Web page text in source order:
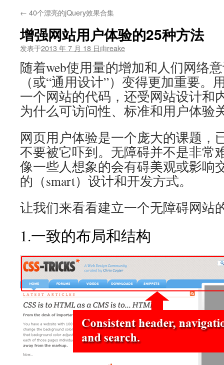
文← 40个漂亮的jQuery效果合集
增强网站用户体验的25种方法
发表于2013 年 7 月 18 日由reake
随着web使用量的增加和人们网络
（或“通用设计”）变得更加重要。
一个网站的代码，还受网站设计和
为什么可访问性、标准和用户体验
网页用户体验是一个庞大的课题，
不要被它吓到。无障碍并不是非常
像一些人想象的会有碍美观或影响
的（smart）设计和开发方式。
让我们来看看建立一个无障碍网站
1.一致的布局和结构